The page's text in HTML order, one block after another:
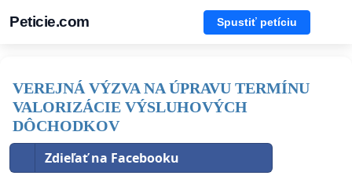
Peticie.com Spustiť petíciu
VEREJNÁ VÝZVA NA ÚPRAVU TERMÍNU
VALORIZÁCIE VÝSLUHOVÝCH
DÔCHODKOV
Zdieľať na Facebooku